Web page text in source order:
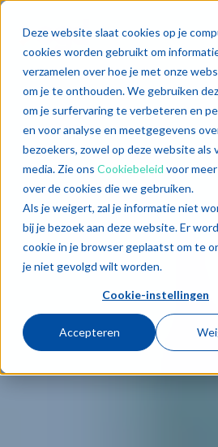
Deze website slaat cookies op je
cookies worden gebruikt om
verzamelen over hoe je met onze
om je te onthouden. We gebruiken
om je surfervaring te verbeteren en
en voor analyse en meetgegevens
bezoekers, zowel op deze website als
media. Zie ons Cookiebeleid voor
over de cookies die we gebruiken.
Als je weigert, zal je informatie niet
bij je bezoek aan deze website. Er
cookie in je browser geplaatst om te
je niet gevolgd wilt worden.
Cookie-instellingen
Accepteren